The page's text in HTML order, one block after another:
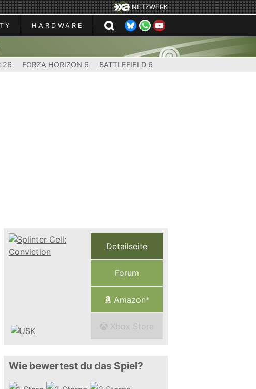
NETZWERK
HARDWARE
26 FORZA HORIZON 6 BATTLEFIELD 6
Detailseite
Forum
Amazon*
Xbox Store
Wie bewertest du das Spiel?